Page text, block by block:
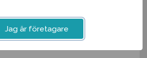
Köp Info
Jag är företagare